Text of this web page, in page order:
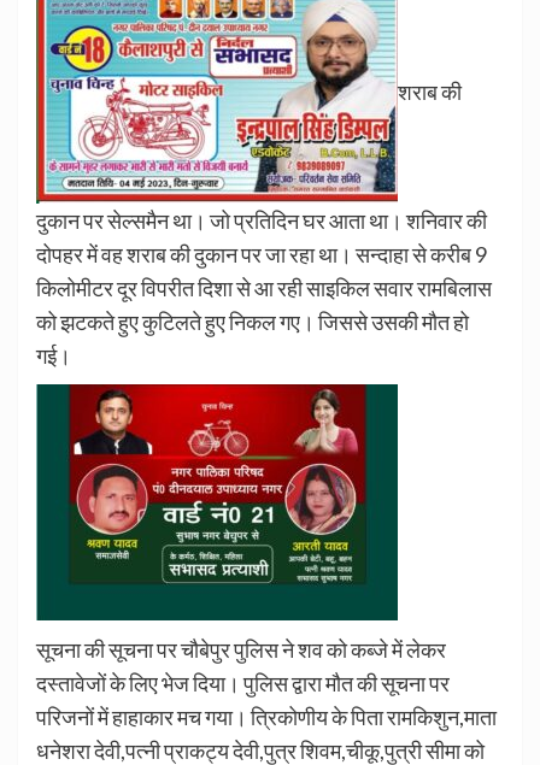
शराब की
दुकान पर सेल्समैन था।जो प्रतिदिन घर आता था।शनिवार की
दोपहर में वह शराब की दुकान पर जा रहा था।सन्दाहा से करीब 9
किलोमीटर दूर विपरीत दिशा से आ रही साइकिल सवार रामबिलास
को झटकते हुए कुटिलते हुए निकल गए।जिससे उसकी मौत हो
गई।
सूचना की सूचना पर चौबेपुर पुलिस ने शव को कब्जे में लेकर
दस्तावेजों के लिए भेज दिया।पुलिस द्वारा मौत की सूचना पर
परिजनों में हाहाकार मच गया।त्रिकोणीय के पिता रामकिशुन,माता
धनेशरा देवी,पत्नी प्राकट्य देवी,पुत्र शिवम,चीकू,पुत्री सीमा को